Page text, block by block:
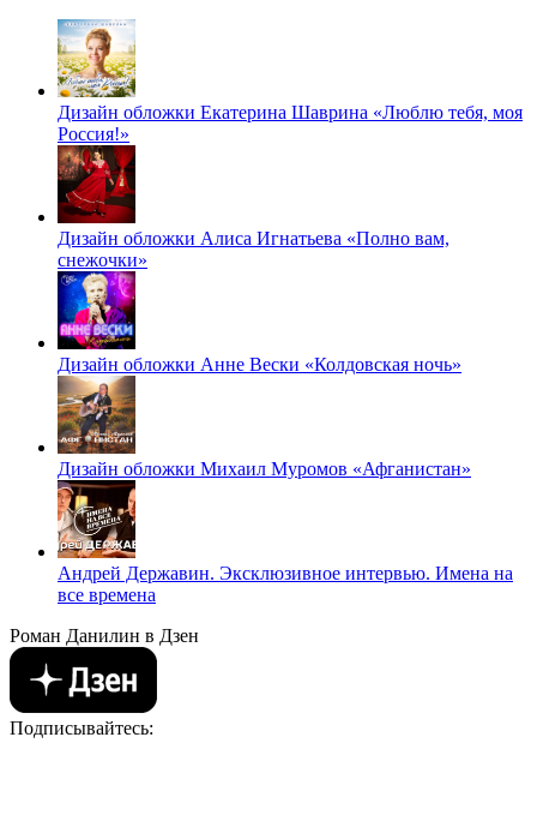
Дизайн обложки Екатерина Шаврина «Люблю тебя, моя
Россия!»
Дизайн обложки Алиса Игнатьева «Полно вам,
снежочки»
Дизайн обложки Анне Вески «Колдовская ночь»
Дизайн обложки Михаил Муромов «Афганистан»
Андрей Державин. Эксклюзивное интервью. Имена на
все времена
Роман Данилин в Дзен
Подписывайтесь: